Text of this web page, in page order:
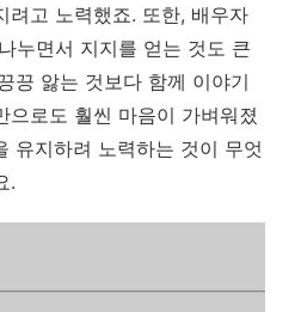
려고 노력했죠. 또한, 배우자
누면서 지지를 얻는 것도 큰
끙 앓는 것보다 함께 이야기
으로도 훨씬 마음이 가벼워졌
유지하려 노력하는 것이 무엇
.